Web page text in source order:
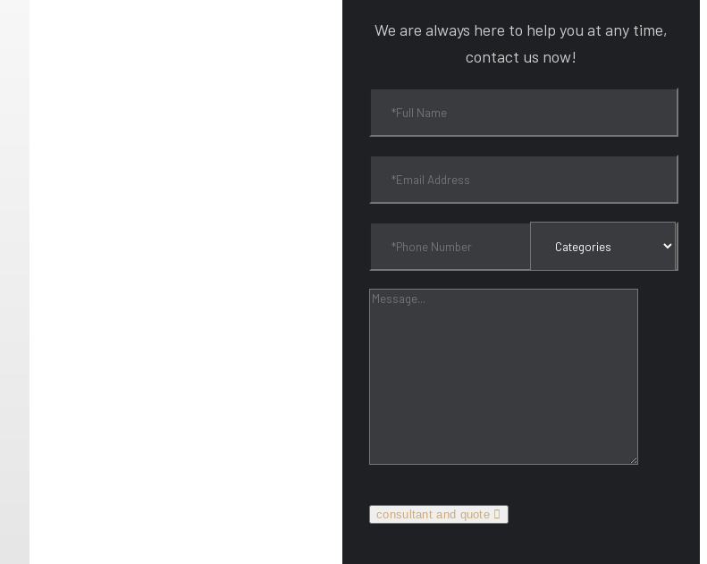
We are always here to help you at any time,
contact us now!
consultant and quote